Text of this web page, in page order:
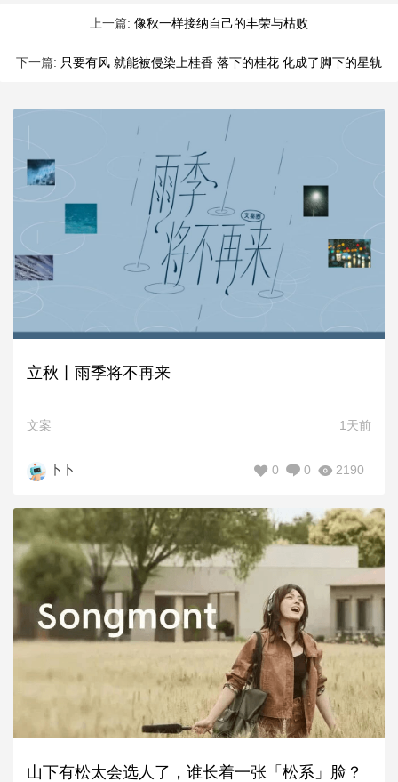
上一篇: 像秋一样接纳自己的丰荣与枯败
下一篇: 只要有风 就能被侵染上桂香 落下的桂花 化成了脚下的星轨
立秋丨雨季将不再来
文案 1天前
卜卜 2190
0
0
山下有松太会选人了，谁长着一张「松系」脸？